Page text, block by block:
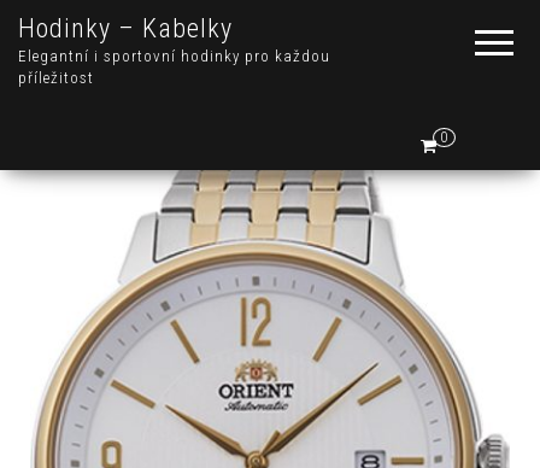
Hodinky – Kabelky
Elegantní i sportovní hodinky pro každou
příležitost
0